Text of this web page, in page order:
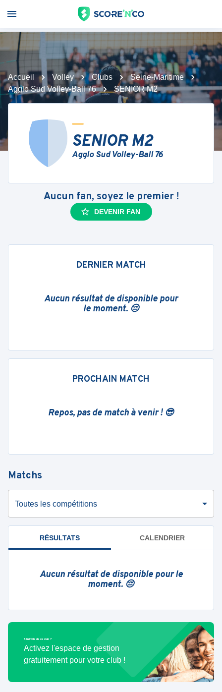
Accueil Volley Clubs
Seine-Maritime
Agglo Sud Volley-Ball 76
SENIOR M2
SENIOR M2
Agglo Sud Volley-Ball 76
Aucun fan, soyez le premier !
DEVENIR FAN
DERNIER MATCH
Aucun résultat de disponible pour
le moment. 😔
PROCHAIN MATCH
Repos, pas de match à venir ! 😎
Matchs
Toutes les compétitions
RÉSULTATS CALENDRIER
Aucun résultat de disponible pour le
moment. 😔
Bénévole de ce club ?
Activez l'espace de gestion
gratuitement pour votre club !